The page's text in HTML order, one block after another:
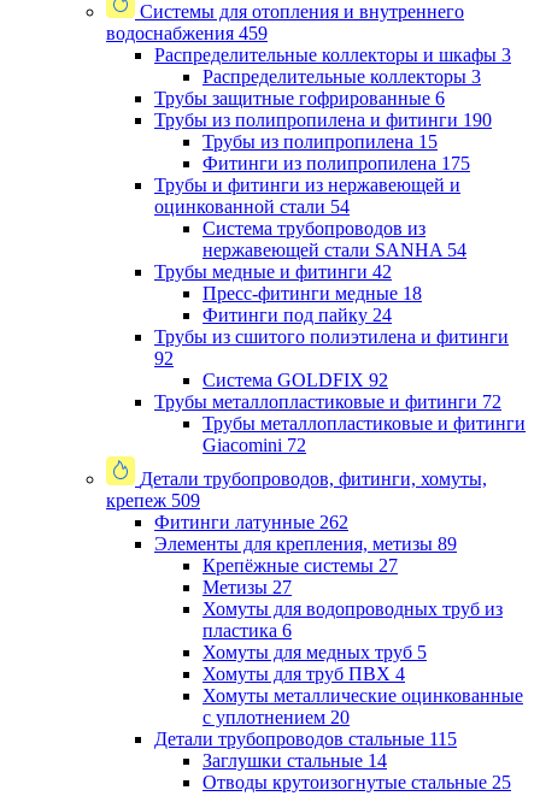
Системы для отопления и внутреннего
водоснабжения 459
Распределительные коллекторы и шкафы 3
Распределительные коллекторы 3
Трубы защитные гофрированные 6
Трубы из полипропилена и фитинги 190
Трубы из полипропилена 15
Фитинги из полипропилена 175
Трубы и фитинги из нержавеющей и
оцинкованной стали 54
Система трубопроводов из
нержавеющей стали SANHA 54
Трубы медные и фитинги 42
Пресс-фитинги медные 18
Фитинги под пайку 24
Трубы из сшитого полиэтилена и фитинги
92
Система GOLDFIX 92
Трубы металлопластиковые и фитинги 72
Трубы металлопластиковые и фитинги
Giacomini 72
Детали трубопроводов, фитинги, хомуты,
крепеж 509
Фитинги латунные 262
Элементы для крепления, метизы 89
Крепёжные системы 27
Метизы 27
Хомуты для водопроводных труб из
пластика 6
Хомуты для медных труб 5
Хомуты для труб ПВХ 4
Хомуты металлические оцинкованные
с уплотнением 20
Детали трубопроводов стальные 115
Заглушки стальные 14
Отводы крутоизогнутые стальные 25